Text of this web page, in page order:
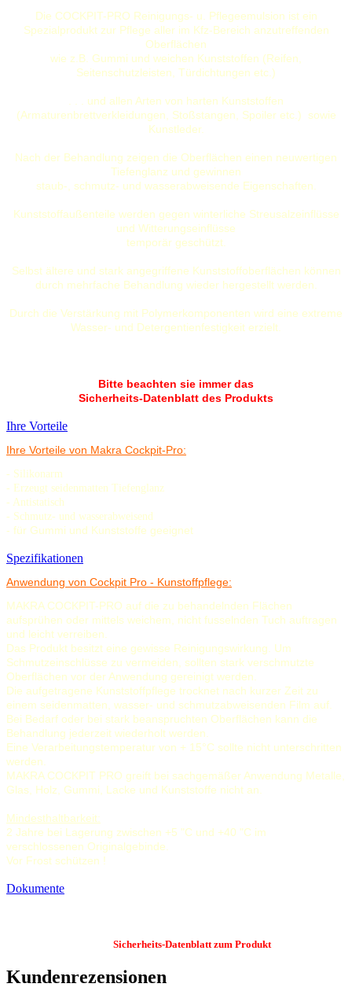
Die COCKPIT-PRO Reinigungs- u. Pflegeemulsion ist ein
Spezialprodukt zur Pflege aller im Kfz-Bereich anzutreffenden
Oberflächen
wie z.B. Gummi und weichen Kunststoffen (Reifen,
Seitenschutzleisten, Türdichtungen etc.)
. . . und allen Arten von harten Kunststoffen
(Armaturenbrettverkleidungen, Stoßstangen, Spoiler etc.) sowie
Kunstleder.
Nach der Behandlung zeigen die Oberflächen einen neuwertigen
Tiefenglanz und gewinnen
staub-, schmutz- und wasserabweisende Eigenschaften.
Kunststoffaußenteile werden gegen winterliche Streusalzeinflüsse
und Witterungseinflüsse
temporär geschützt.
Selbst ältere und stark angegriffene Kunststoffoberflächen können
durch mehrfache Behandlung wieder hergestellt werden.
Durch die Verstärkung mit Polymerkomponenten wird eine extreme
Wasser- und Detergentienfestigkeit erzielt.
Bitte beachten sie immer das
Sicherheits-Datenblatt des Produkts
Ihre Vorteile
Ihre Vorteile von Makra Cockpit-Pro:
- Silikonarm
- Erzeugt seidenmatten Tiefenglanz
- Antistatisch
- Schmutz- und wasserabweisend
- für Gummi und Kunststoffe geeignet
Spezifikationen
Anwendung von Cockpit Pro - Kunstoffpflege:
MAKRA COCKPIT-PRO auf die zu behandelnden Flächen
aufsprühen oder mittels weichem, nicht fusselnden Tuch auftragen
und leicht verreiben.
Das Produkt besitzt eine gewisse Reinigungswirkung. Um
Schmutzeinschlüsse zu vermeiden, sollten stark verschmutzte
Oberflächen vor der Anwendung gereinigt werden.
Die aufgetragene Kunststoffpflege trocknet nach kurzer Zeit zu
einem seidenmatten, wasser- und schmutzabweisenden Film auf.
Bei Bedarf oder bei stark beanspruchten Oberflächen kann die
Behandlung jederzeit wiederholt werden.
Eine Verarbeitungstemperatur von + 15°C sollte nicht unterschritten
werden.
MAKRA COCKPIT PRO greift bei sachgemäßer Anwendung Metalle,
Glas, Holz, Gummi, Lacke und Kunststoffe nicht an.
Mindesthaltbarkeit:
2 Jahre bei Lagerung zwischen +5 "C und +40 "C im
verschlossenen Originalgebinde.
Vor Frost schützen !
Dokumente
Sicherheits-Datenblatt zum Produkt
Kundenrezensionen